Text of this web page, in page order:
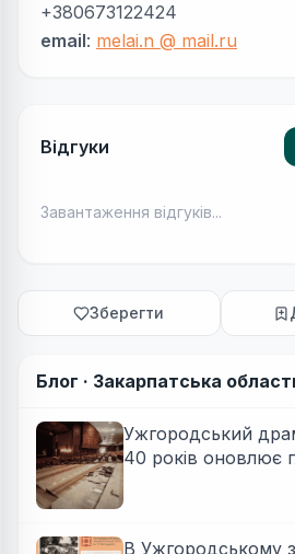
+380673122424
email: melai.n @ mail.ru
Відгуки
Завантаження відгуків...
Зберегти
Блог · Закарпатська
Ужгородський
40 років оновлює
В Ужгородському